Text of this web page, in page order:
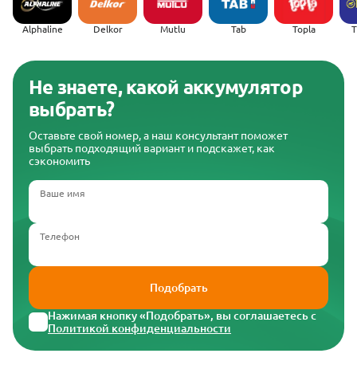
Alphaline Delkor Mutlu Tab Topla
Не знаете, какой аккумулятор
выбрать?
Оставьте свой номер, а наш консультант поможет
выбрать подходящий вариант и подскажет, как
сэкономить
Ваше имя
Телефон
Подобрать
Нажимая кнопку «Подобрать», вы соглашаетесь с
Политикой конфиденциальности